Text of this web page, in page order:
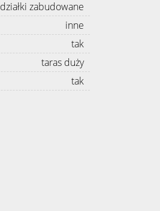
działki zabudowane
inne
tak
taras duży
tak